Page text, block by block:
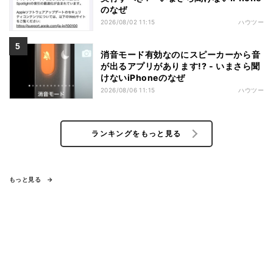
のなぜ
2026/08/02 11:15 ハウツー
消音モード有効なのにスピーカーから音
が出るアプリがあります!? - いまさら聞
けないiPhoneのなぜ
2026/08/06 11:15 ハウツー
ランキングをもっと見る
もっと見る